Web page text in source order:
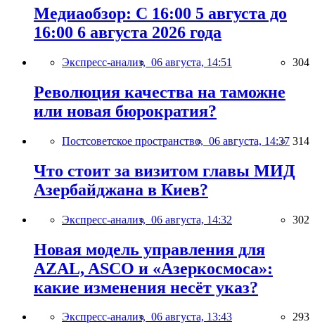
Медиаобзор: С 16:00 5 августа до
16:00 6 августа 2026 года
Экспресс-анализ, 06 августа, 14:51 304
Революция качества на таможне
или новая бюрократия?
Постсоветское пространство, 06 августа, 14:37 314
Что стоит за визитом главы МИД
Азербайджана в Киев?
Экспресс-анализ, 06 августа, 14:32 302
Новая модель управления для
AZAL, ASCO и «Азеркосмоса»:
какие изменения несёт указ?
Экспресс-анализ, 06 августа, 13:43 293